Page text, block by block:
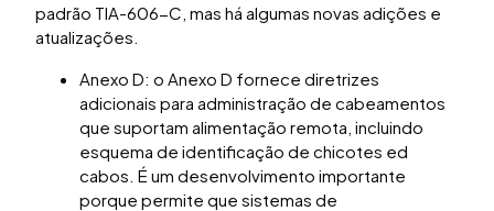
padrão TIA-606-C, mas há algumas novas adições e
atualizações.
Anexo D: o Anexo D fornece diretrizes
adicionais para administração de cabeamentos
que suportam alimentação remota, incluindo
esquema de identificação de chicotes ed
cabos. É um desenvolvimento importante
porque permite que sistemas de